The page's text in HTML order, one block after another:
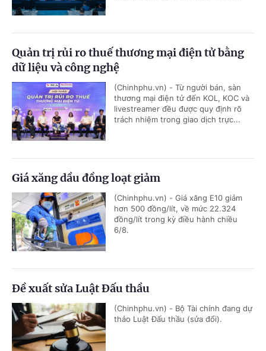
Quản trị rủi ro thuế thương mại điện tử bằng
dữ liệu và công nghệ
(Chinhphu.vn) - Từ người bán, sàn
thương mại điện tử đến KOL, KOC và
livestreamer đều được quy định rõ
trách nhiệm trong giao dịch trực...
Giá xăng dầu đồng loạt giảm
(Chinhphu.vn) - Giá xăng E10 giảm
hơn 500 đồng/lít, về mức 22.324
đồng/lít trong kỳ điều hành chiều
6/8.
Đề xuất sửa Luật Đấu thầu
(Chinhphu.vn) - Bộ Tài chính đang dự
thảo Luật Đấu thầu (sửa đổi).